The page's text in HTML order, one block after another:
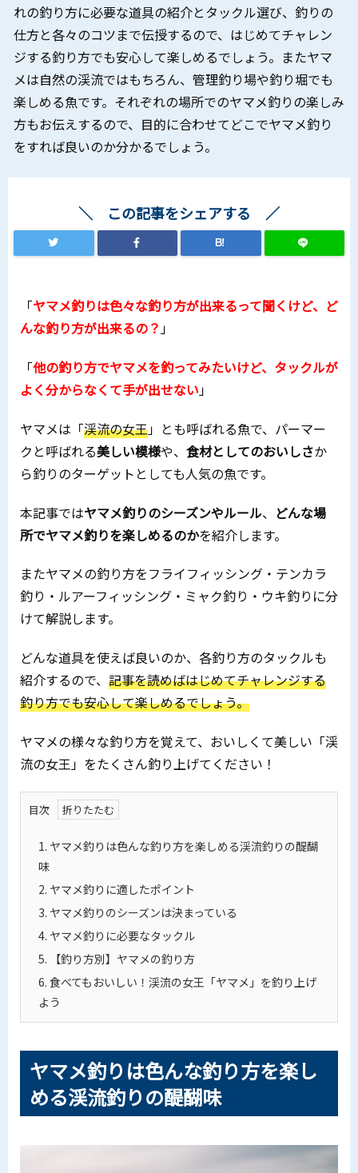
れの釣り方に必要な道具の紹介とタックル選び、釣りの
仕方と各々のコツまで伝授するので、はじめてチャレン
ジする釣り方でも安心して楽しめるでしょう。またヤマ
メは自然の渓流ではもちろん、管理釣り場や釣り堀でも
楽しめる魚です。それぞれの場所でのヤマメ釣りの楽しみ
方もお伝えするので、目的に合わせてどこでヤマメ釣り
をすれば良いのか分かるでしょう。
この記事をシェアする
B!
「ヤマメ釣りは色々な釣り方が出来るって聞くけど、ど
んな釣り方が出来るの？」
「他の釣り方でヤマメを釣ってみたいけど、タックルが
よく分からなくて手が出せない」
ヤマメは「渓流の女王」とも呼ばれる魚で、パーマー
クと呼ばれる美しい模様や、 食材としてのおいしさか
ら釣りのターゲットとしても人気の魚です。
本記事ではヤマメ釣りのシーズンやルール、 どんな場
所でヤマメ釣りを楽しめるのかを紹介します。
またヤマメの釣り方をフライフィッシング・テンカラ
釣り・ルアーフィッシング・ミャク釣り・ウキ釣りに分
けて解説します。
どんな道具を使えば良いのか、各釣り方のタックルも
紹介するので、 記事を読めばはじめてチャレンジする
釣り方でも安心して楽しめるでしょう。
ヤマメの様々な釣り方を覚えて、おいしくて美しい「渓
流の女王」をたくさん釣り上げてください！
目次
1. ヤマメ釣りは色んな釣り方を楽しめる渓流釣りの醍醐
味
2. ヤマメ釣りに適したポイント
3. ヤマメ釣りのシーズンは決まっている
4. ヤマメ釣りに必要なタックル
5. 【釣り方別】ヤマメの釣り方
6. 食べてもおいしい！渓流の女王「ヤマメ」を釣り上げ
よう
ヤマメ釣りは色んな釣り方を楽し
める渓流釣りの醍醐味